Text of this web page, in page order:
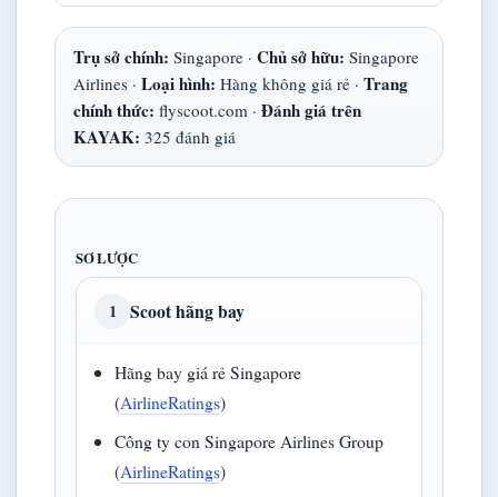
Trụ sở chính: Singapore · Chủ sở hữu: Singapore
Airlines · Loại hình: Hàng không giá rẻ · Trang
chính thức: flyscoot.com · Đánh giá trên
KAYAK: 325 đánh giá
SƠ LƯỢC
1 Scoot hãng bay
Hãng bay giá rẻ Singapore
(AirlineRatings)
Công ty con Singapore Airlines Group
(AirlineRatings)